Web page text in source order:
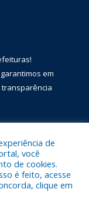
!
em
transparência
de Óbidos.
de
você
de cookies.
é feito, acesse
clique em